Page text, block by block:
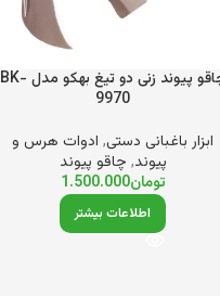
چاقو پیوند زنی دو تیغ بهکو مدل BK-
9970
ابزار باغبانی دستی, ادوات هرس و
پیوند, چاقو پیوند
تومان1.500.000
اطلاعات بیشتر